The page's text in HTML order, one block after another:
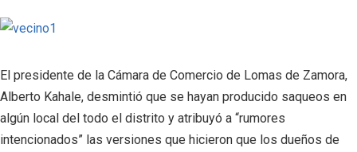
El presidente de la Cámara de Comercio de Lomas de Zamora,
Alberto Kahale, desmintió que se hayan producido saqueos en
algún local del todo el distrito y atribuyó a “rumores
intencionados” las versiones que hicieron que los dueños de